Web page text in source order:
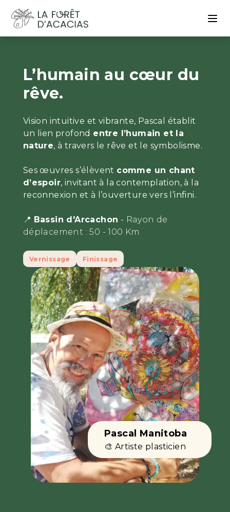
L’humain au cœur du
rêve.
Vision intuitive et vibrante, Pascal établit
un lien profond entre l’humain et la
nature, à travers le rêve et le symbolisme.
Ses œuvres s’élèvent comme un chant
d’espoir, invitant à la contemplation, à la
reconnexion et à l’ouverture vers l’infini.
📍 Bassin d'Arcachon - Rayon de
déplacement :50 - 100 Km
Vernissage Finissage
Pascal Manitoba
🎨 Artiste plasticien